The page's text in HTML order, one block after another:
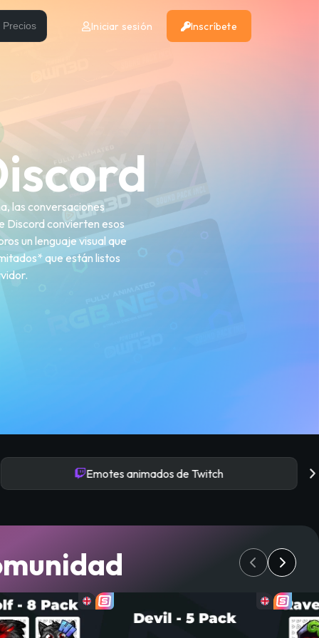
Precios Iniciar sesión Inscríbete
las conversaciones
Discord convierten esos
un lenguaje visual que
que están listos
Emotes animados de Twitch